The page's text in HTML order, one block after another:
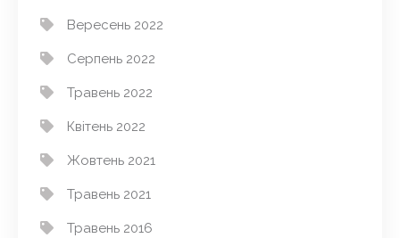
Вересень 2022
Серпень 2022
Травень 2022
Квітень 2022
Жовтень 2021
Травень 2021
Травень 2016